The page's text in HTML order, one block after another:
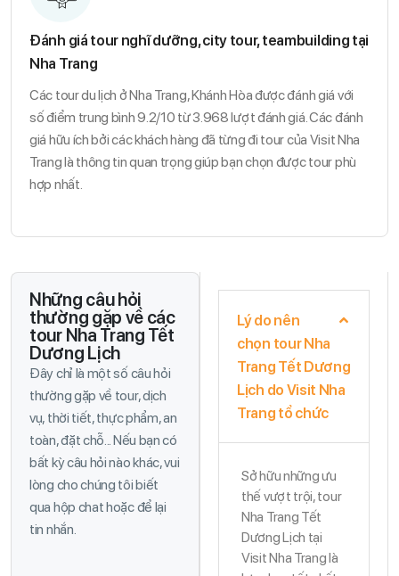
Đánh giá tour nghĩ dưỡng, city tour, teambuilding tại
Nha Trang
Các tour du lịch ở Nha Trang, Khánh Hòa được đánh giá với
số điểm trung bình 9.2/10 từ 3.968 lượt đánh giá. Các đánh
giá hữu ích bởi các khách hàng đã từng đi tour của Visit Nha
Trang là thông tin quan trọng giúp bạn chọn được tour phù
hợp nhất.
Những câu hỏi
thường gặp về các
tour Nha Trang Tết
Dương Lịch
Đây chỉ là một số câu hỏi
thường gặp về tour, dịch
vụ, thời tiết, thực phẩm, an
toàn, đặt chỗ... Nếu bạn có
bất kỳ câu hỏi nào khác, vui
lòng cho chúng tôi biết
qua hộp chat hoặc để lại
tin nhắn.
Lý do nên
chọn tour Nha
Trang Tết Dương
Lịch do Visit Nha
Trang tổ chức
Sở hữu những ưu
thế vượt trội, tour
Nha Trang Tết
Dương Lịch tại
Visit Nha Trang là